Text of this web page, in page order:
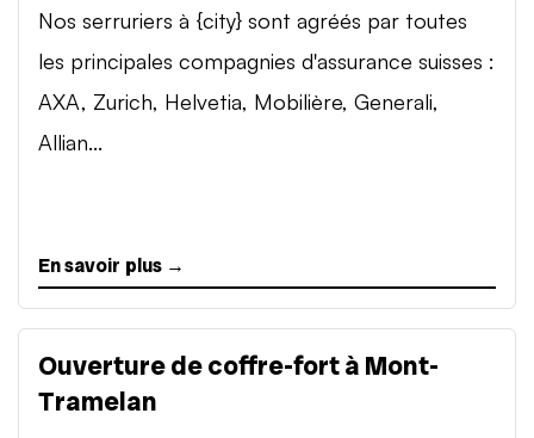
Nos serruriers à {city} sont agréés par toutes
les principales compagnies d'assurance suisses :
AXA, Zurich, Helvetia, Mobilière, Generali,
Allian...
En savoir plus →
Ouverture de coffre-fort à Mont-
Tramelan